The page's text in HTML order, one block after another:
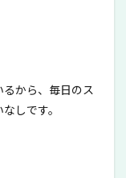
から、毎日のス
しです。